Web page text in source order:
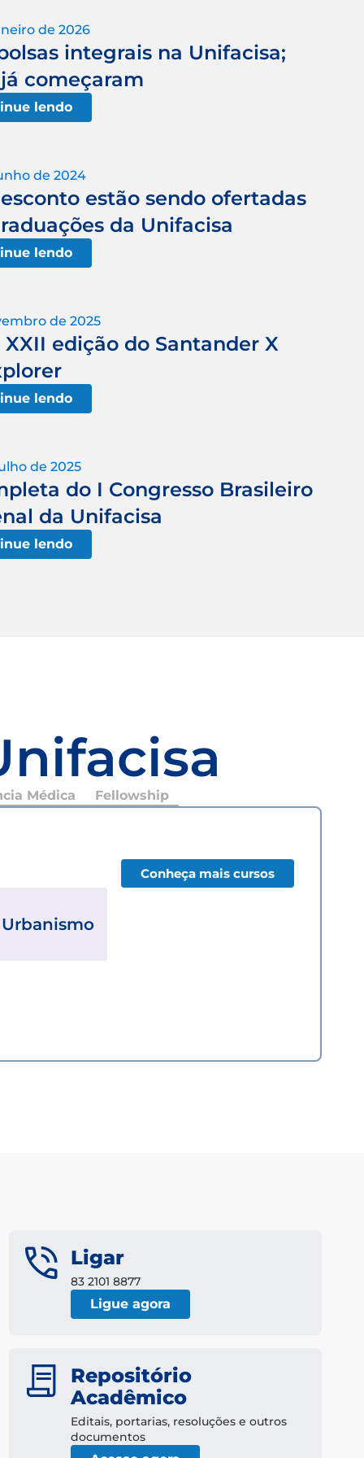
de 2026
integrais na Unifacisa;
começaram
lendo
de 2024
estão sendo ofertadas
da Unifacisa
lendo
de 2025
edição do Santander X
lendo
de 2025
do I Congresso Brasileiro
da Unifacisa
lendo
Médica Fellowship
Conheça mais cursos
Ligar
83 2101 8877
Ligue agora
Repositório
Acadêmico
Editais, portarias, resoluções e outros
documentos